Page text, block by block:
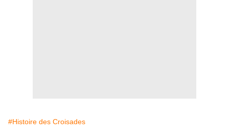
#Histoire des Croisades